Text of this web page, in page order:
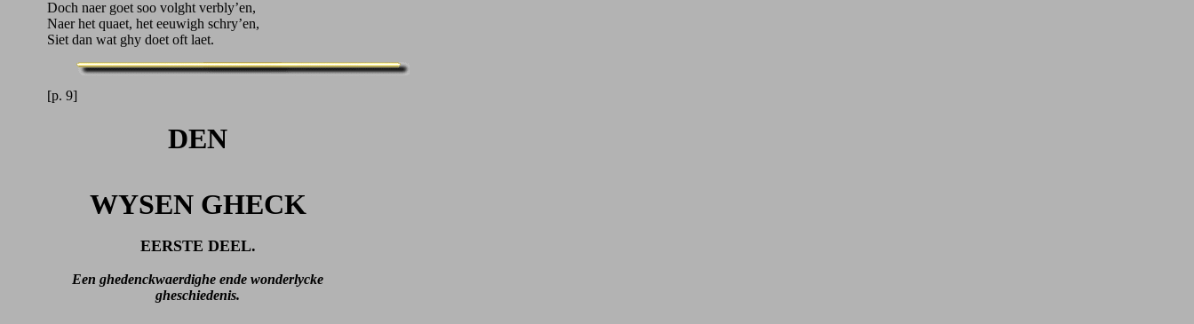
Doch naer goet soo volght verbly’en,
Naer het quaet, het eeuwigh schry’en,
Siet dan wat ghy doet oft laet.
[p. 9]
DEN
WYSEN GHECK
EERSTE DEEL.
Een ghedenckwaerdighe ende wonderlycke
gheschiedenis.